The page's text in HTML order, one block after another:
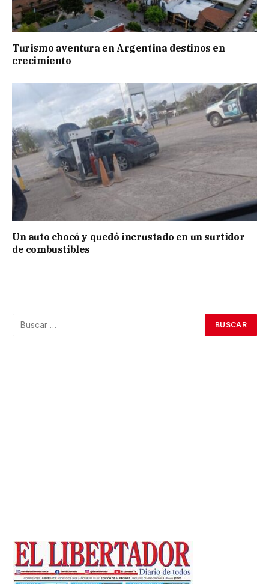
Turismo aventura en Argentina destinos en
crecimiento
Un auto chocó y quedó incrustado en un surtidor
de combustibles